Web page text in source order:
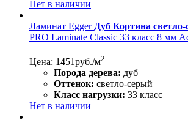
Нет в наличии
Ламинат Egger Дуб Кортина
PRO Laminate Classic 33 класс 8 мм
Цена: 1451руб./м2
Порода дерева: дуб
Оттенок: светло-серый
Класс нагрузки: 33 класс
Нет в наличии